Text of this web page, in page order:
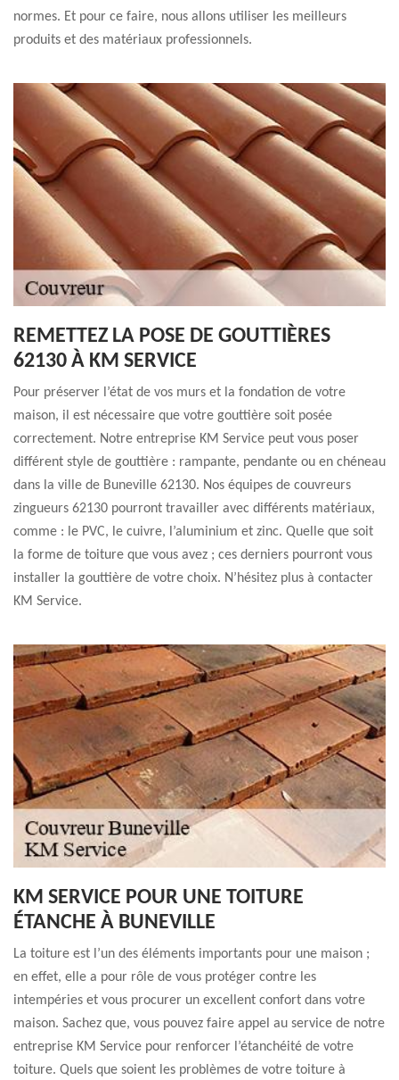
normes. Et pour ce faire, nous allons utiliser les meilleurs
produits et des matériaux professionnels.
REMETTEZ LA POSE DE GOUTTIÈRES
62130 À KM SERVICE
Pour préserver l’état de vos murs et la fondation de votre
maison, il est nécessaire que votre gouttière soit posée
correctement. Notre entreprise KM Service peut vous poser
différent style de gouttière : rampante, pendante ou en chéneau
dans la ville de Buneville 62130. Nos équipes de couvreurs
zingueurs 62130 pourront travailler avec différents matériaux,
comme : le PVC, le cuivre, l’aluminium et zinc. Quelle que soit
la forme de toiture que vous avez ; ces derniers pourront vous
installer la gouttière de votre choix. N’hésitez plus à contacter
KM Service.
KM SERVICE POUR UNE TOITURE
ÉTANCHE À BUNEVILLE
La toiture est l’un des éléments importants pour une maison ;
en effet, elle a pour rôle de vous protéger contre les
intempéries et vous procurer un excellent confort dans votre
maison. Sachez que, vous pouvez faire appel au service de notre
entreprise KM Service pour renforcer l’étanchéité de votre
toiture. Quels que soient les problèmes de votre toiture à